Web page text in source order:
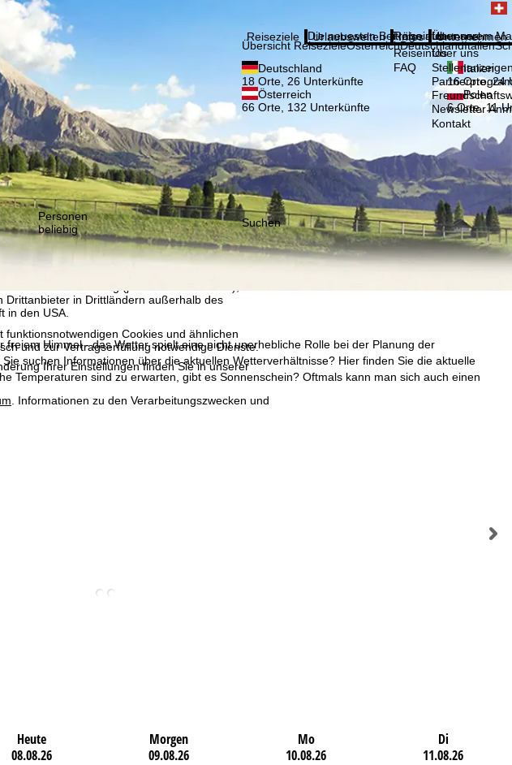
die wir, die TravelTrex GmbH,
Nutzungsprofile anhand von Endgeräte- und
in Drittländern außerhalb des
in den USA.
Cookies und ähnlichen
und zur Vertragserfüllung notwendige Dienste.
Ihrer Einstellungen finden Sie in unserer
. Informationen zu den Verarbeitungszwecken und
Reiseziele
Übersicht ReisezieleÖsterreichDeutschlandItalien
Deutschland
18 Orte, 26 Unterkünfte
Italien
16 Orte, 24
Österreich
66 Orte, 132 Unterkünfte
Polen
6 Orte, 11
Urlaubswelten
Die neuesten Beiträge aus unserem
Infos
Reiseinfos
Reiseinfos
FAQ
Unternehmen
Über uns
Über uns
Newsletter
Kontakt
Personen
beliebig
Suchen
Himmel - das Wetter spielt eine nicht unerhebliche Rolle bei der Planung der
suchen Informationen über die aktuellen Wetterverhältnisse? Hier finden Sie die aktuelle
Temperaturen sind zu erwarten, gibt es Sonnenschein? Oftmals kann man sich auch einen
Heute
08.08.26
Morgen
09.08.26
Mo
10.08.26
Di
11.08.26